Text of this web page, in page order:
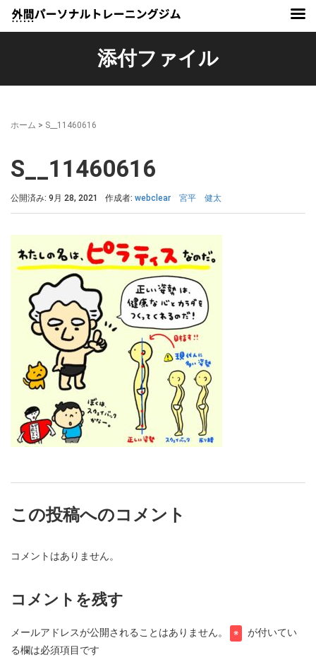
添付ファイル
ホーム > S__11460616
S__11460616
公開済み: 9月 28, 2021 作成者: webclear 宮平 健太
この投稿へのコメント
コメントはありません。
コメントを残す
メールアドレスが公開されることはありません。 ※
が付いてい
る欄は必須項目です